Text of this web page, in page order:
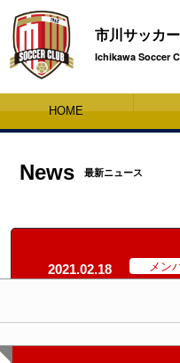
市川サッカ
Ichikawa Soccer
HOME
News 最新ニュース
2021.02.18 メン